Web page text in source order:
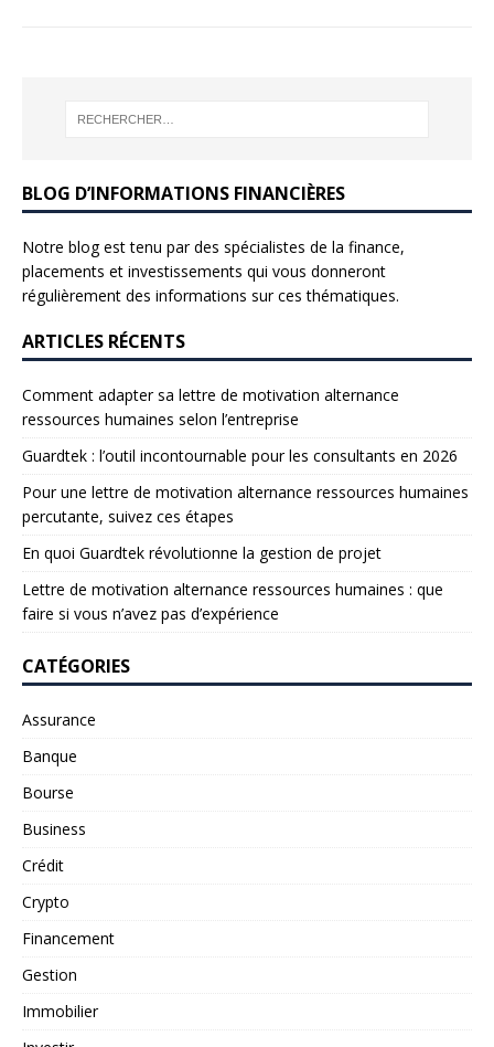
BLOG D’INFORMATIONS FINANCIÈRES
Notre blog est tenu par des spécialistes de la finance,
placements et investissements qui vous donneront
régulièrement des informations sur ces thématiques.
ARTICLES RÉCENTS
Comment adapter sa lettre de motivation alternance
ressources humaines selon l’entreprise
Guardtek : l’outil incontournable pour les consultants en 2026
Pour une lettre de motivation alternance ressources humaines
percutante, suivez ces étapes
En quoi Guardtek révolutionne la gestion de projet
Lettre de motivation alternance ressources humaines : que
faire si vous n’avez pas d’expérience
CATÉGORIES
Assurance
Banque
Bourse
Business
Crédit
Crypto
Financement
Gestion
Immobilier